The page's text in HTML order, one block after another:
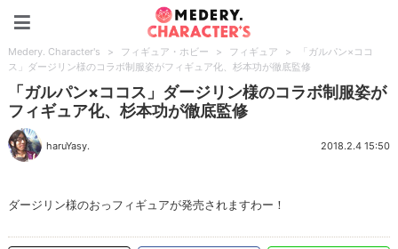
Medery. Character's > フィギュア・ホビー > フィギュア >
「ガルパン×ココ
ス」ダージリン様のコラボ制服姿がフィギュア化、杉本功が徹底監修
「ガルパン×ココス」ダージリン様のコラボ制服姿が
フィギュア化、杉本功が徹底監修
haruYasy. 2018.2.4 15:50
ダージリン様のおっフィギュアが発売されますわー！